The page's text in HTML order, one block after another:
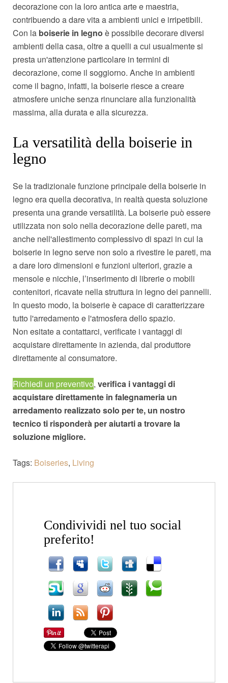
decorazione con la loro antica arte e maestria,
contribuendo a dare vita a ambienti unici e irripetibili.
Con la boiserie in legno è possibile decorare diversi
ambienti della casa, oltre a quelli a cui usualmente si
presta un'attenzione particolare in termini di
decorazione, come il soggiorno. Anche in ambienti
come il bagno, infatti, la boiserie riesce a creare
atmosfere uniche senza rinunciare alla funzionalità
massima, alla durata e alla sicurezza.
La versatilità della boiserie in
legno
Se la tradizionale funzione principale della boiserie in
legno era quella decorativa, in realtà questa soluzione
presenta una grande versatilità. La boiserie può essere
utilizzata non solo nella decorazione delle pareti, ma
anche nell'allestimento complessivo di spazi in cui la
boiserie in legno serve non solo a rivestire le pareti, ma
a dare loro dimensioni e funzioni ulteriori, grazie a
mensole e nicchie, l’inserimento di librerie o mobili
contenitori, ricavate nella struttura in legno dei pannelli.
In questo modo, la boiserie è capace di caratterizzare
tutto l'arredamento e l'atmosfera dello spazio.
Non esitate a contattarci, verificate i vantaggi di
acquistare direttamente in azienda, dal produttore
direttamente al consumatore.
Richiedi un preventivo, verifica i vantaggi di
acquistare direttamente in falegnameria un
arredamento realizzato solo per te, un nostro
tecnico ti risponderà per aiutarti a trovare la
soluzione migliore.
Tags: Boiseries, Living
Condivividi nel tuo social
preferito!